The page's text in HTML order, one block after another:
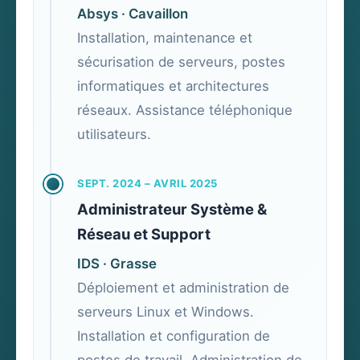
Absys · Cavaillon
Installation, maintenance et
sécurisation de serveurs, postes
informatiques et architectures
réseaux. Assistance téléphonique
utilisateurs.
SEPT. 2024 – AVRIL 2025
Administrateur Système &
Réseau et Support
IDS · Grasse
Déploiement et administration de
serveurs Linux et Windows.
Installation et configuration de